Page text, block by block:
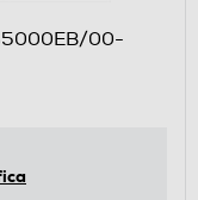
00-